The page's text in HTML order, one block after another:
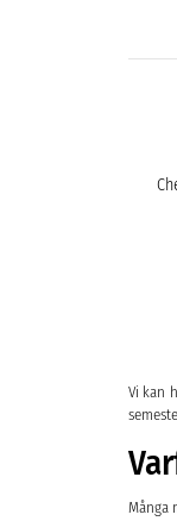
Vi kan
Många